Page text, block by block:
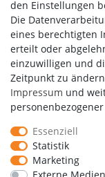
den Einstellungen
Die
eines berechtigten
erteilt oder
einzuwilligen und
Zeitpunkt zu
Impressum und
Essenziell
Statistik
Marketing